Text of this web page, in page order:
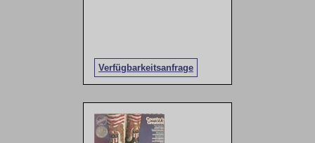
Verfügbarkeitsanfrage